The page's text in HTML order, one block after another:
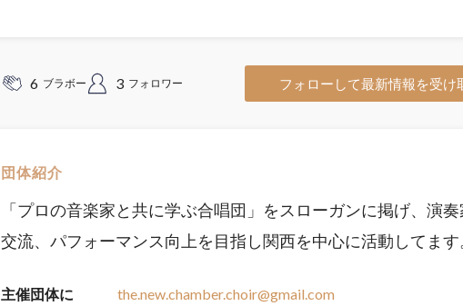
6 ブラボー 3 フォロワー フォローして最新情報を受け
団体紹介
「プロの音楽家と共に学ぶ合唱団」をスローガンに掲げ、演
交流、パフォーマンス向上を目指し関西を中心に活動してます
主催団体に
the.new.chamber.choir@gmail.com